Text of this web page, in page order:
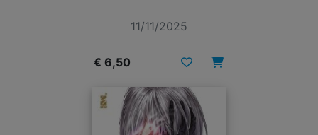
11/11/2025
€ 6,50